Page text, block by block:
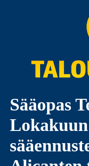
Sääopas